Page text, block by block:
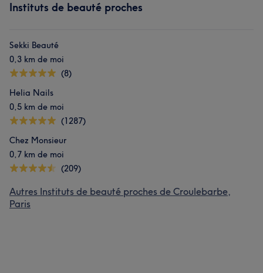
Instituts de beauté proches
Sekki Beauté
0,3 km de moi
(8)
Helia Nails
0,5 km de moi
(1287)
Chez Monsieur
0,7 km de moi
(209)
Autres Instituts de beauté proches de Croulebarbe,
Paris